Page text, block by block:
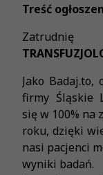
Treść
Zatrudnię
Jako Badaj.to,
firmy Śląskie
się w 100% na
roku, dzięki
nasi pacjenci
wyniki badań.